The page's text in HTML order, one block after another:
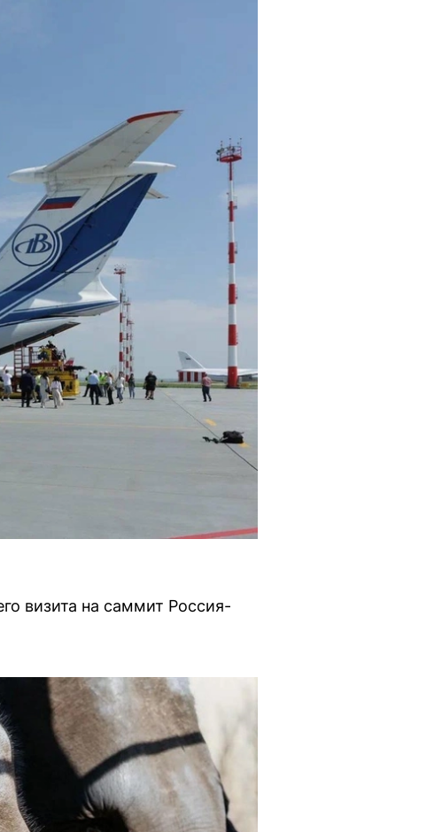
визита на саммит Россия-